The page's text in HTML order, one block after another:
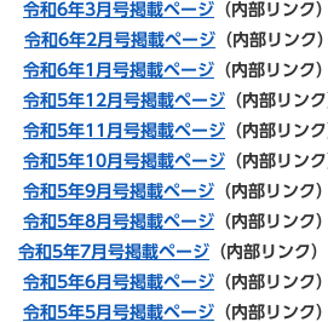
令和6年3月号掲載ページ （内部リンク）
令和6年2月号掲載ページ （内部リンク）
令和6年1月号掲載ページ （内部リンク）
令和5年12月号掲載ページ （内部リンク
令和5年11 月号掲載ページ （内部リンク
令和5年10月号掲載ページ （内部リンク
令和5年9月号掲載ページ （内部リンク）
令和5年8月号掲載ページ （内部リンク）
令和5年7月号掲載ページ （内部リンク）
令和5年6月号掲載ページ （内部リンク
令和5年5月号掲載ページ （内部リンク）